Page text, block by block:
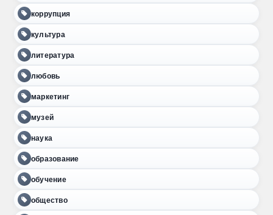
коррупция
культура
литература
любовь
маркетинг
музей
наука
образование
обучение
общество